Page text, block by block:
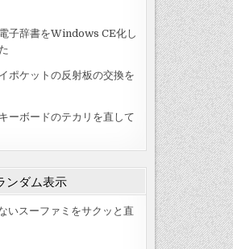
子辞書をWindows CE化し
ポケットの反射板の交換を
ーボードのテカリを直して
ンダム表示
いスーファミをサクッと直